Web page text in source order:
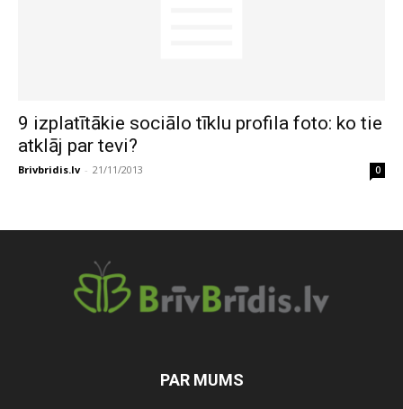
9 izplatītākie sociālo tīklu profila foto: ko tie
atklāj par tevi?
Brivbridis.lv - 21/11/2013 0
PAR MUMS